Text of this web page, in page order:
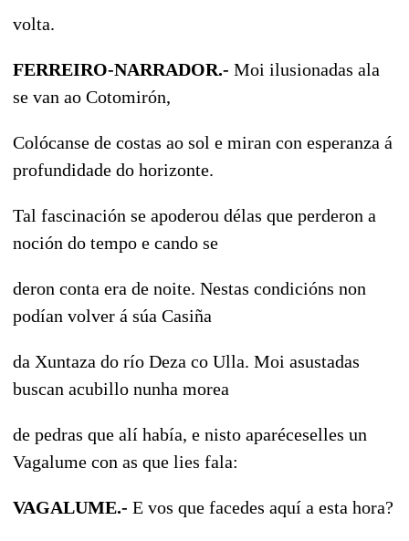
volta.
FERREIRO-NARRADOR.- Moi ilusionadas ala
se van ao Cotomirón,
Colócanse de costas ao sol e miran con esperanza á
profundidade do horizonte.
Tal fascinación se apoderou délas que perderon a
noción do tempo e cando se
deron conta era de noite. Nestas condicións non
podían volver á súa Casiña
da Xuntaza do río Deza co Ulla. Moi asustadas
buscan acubillo nunha morea
de pedras que alí había, e nisto aparéceselles un
Vagalume con as que lies fala:
VAGALUME.- E vos que facedes aquí a esta hora?